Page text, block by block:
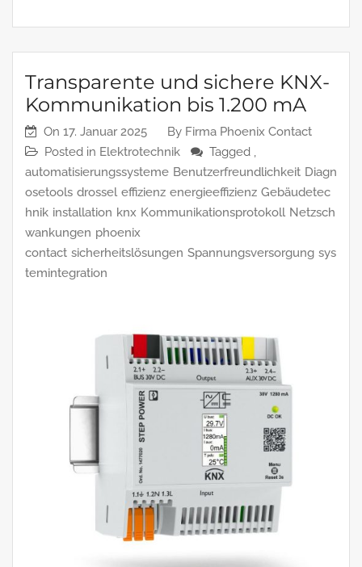
Transparente und sichere KNX-
Kommunikation bis 1.200 mA
On 17. Januar 2025 By Firma Phoenix Contact
Posted in Elektrotechnik
Tagged ,
automatisierungssysteme Benutzerfreundlichkeit Diagn
osetools drossel effizienz energieeffizienz Gebäudetec
hnik installation knx Kommunikationsprotokoll Netzsch
wankungen phoenix
contact sicherheitslösungen Spannungsversorgung sys
temintegration